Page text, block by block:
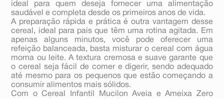
ideal para quem deseja fornecer uma alimentação
saudável e completa desde os primeiros anos de vida.
A preparação rápida e prática é outra vantagem desse
cereal, ideal para pais que têm uma rotina agitada. Em
apenas alguns minutos, você pode oferecer uma
refeição balanceada, basta misturar o cereal com água
morna ou leite. A textura cremosa e suave garante que
o cereal seja fácil de comer e digerir, sendo adequado
até mesmo para os pequenos que estão começando a
consumir alimentos mais sólidos.
Com o Cereal Infantil Mucilon Aveia e Ameixa Zero